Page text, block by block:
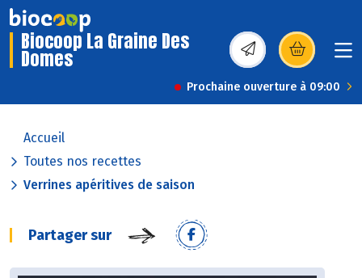
Biocoop La Graine Des
Domes (s’ouvre dans une
Prochaine ouverture à 09:00
Accueil
Toutes nos recettes
Verrines apéritives de saison
Partager sur